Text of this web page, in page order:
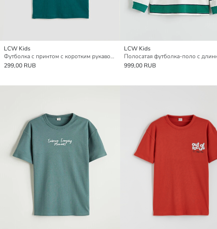
LCW Kids
Футболка с принтом с коротким рукавом для мальчиков
299,00 RUB
LCW Kids
999,00 RUB